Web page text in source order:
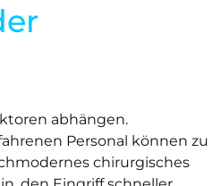
abhängen.
Personal können zu
chirurgisches